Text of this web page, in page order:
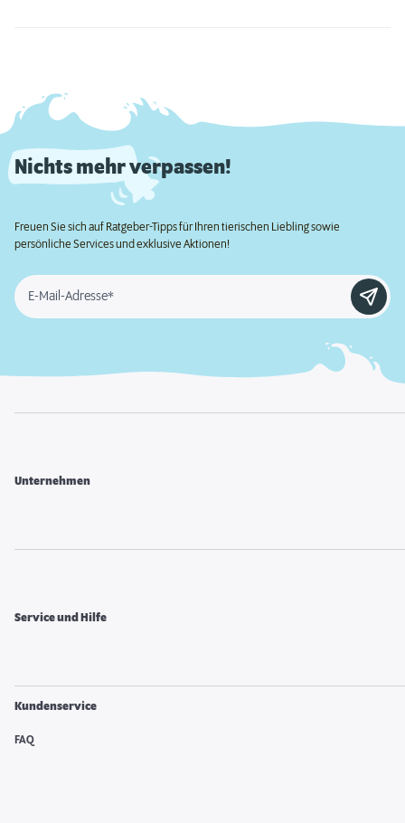
Nichts mehr verpassen!
Freuen Sie sich auf Ratgeber-Tipps für Ihren tierischen Liebling sowie
persönliche Services und exklusive Aktionen!
E-Mail-Adresse*
Unternehmen
Service und Hilfe
Kundenservice
FAQ